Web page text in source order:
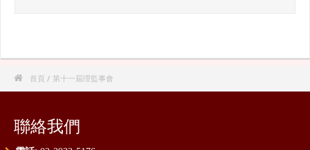
 首頁 / 第十一屆理監事會
聯絡我們